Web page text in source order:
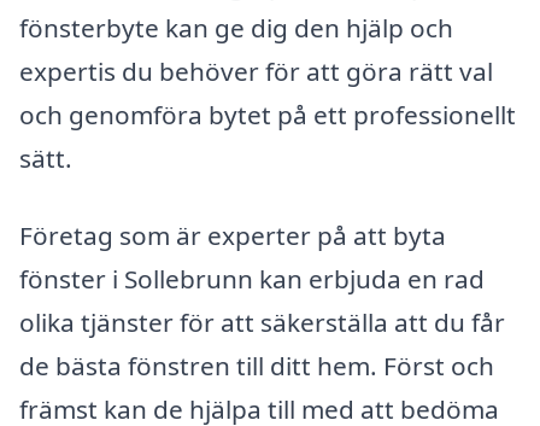
fönsterbyte kan ge dig den hjälp och
expertis du behöver för att göra rätt val
och genomföra bytet på ett professionellt
sätt.
Företag som är experter på att byta
fönster i Sollebrunn kan erbjuda en rad
olika tjänster för att säkerställa att du får
de bästa fönstren till ditt hem. Först och
främst kan de hjälpa till med att bedöma